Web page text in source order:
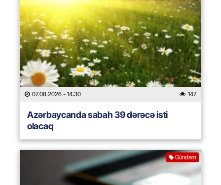
07.08.2026 - 14:30 147
Azərbaycanda sabah 39 dərəcə isti
olacaq
Gündəm